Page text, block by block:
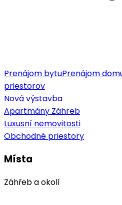
Prenájom bytuPrenájom
priestorov
Nová výstavba
Apartmány Záhreb
Luxusní nemovitosti
Obchodné priestory
Místa
Záhřeb a okolí